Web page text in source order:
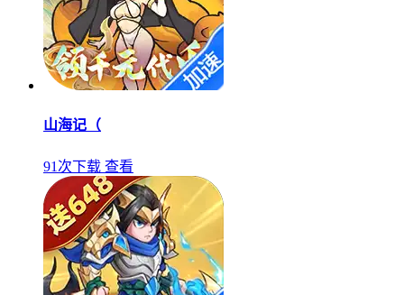
山海记（
91次下载 查看